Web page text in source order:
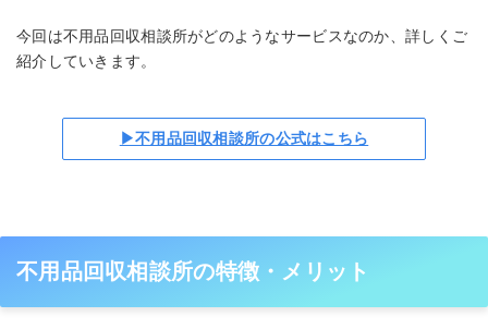
今回は不用品回収相談所がどのようなサービスなのか、詳しくご
紹介していきます。
▶不用品回収相談所の公式はこちら
不用品回収相談所の特徴・メリット